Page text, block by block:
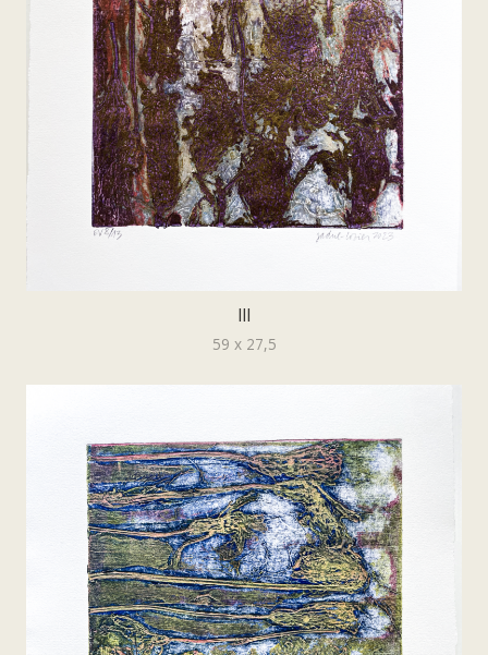
lll
59 x 27,5